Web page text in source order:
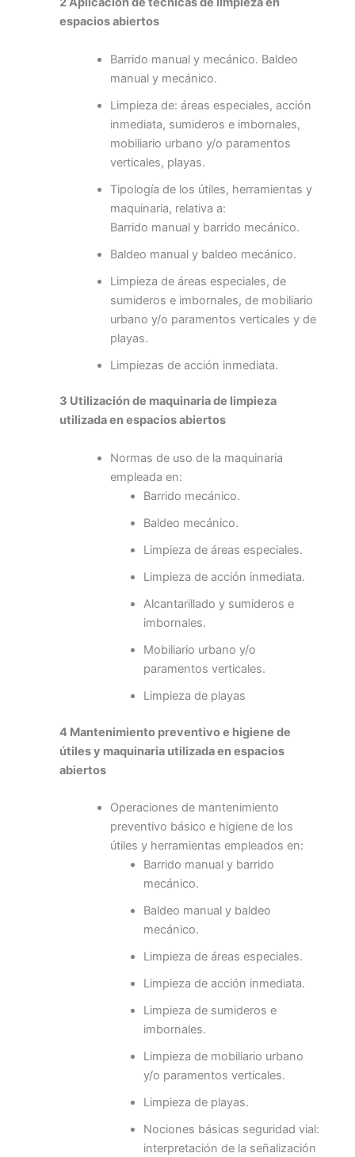
espacios abiertos
Barrido manual y mecánico. Baldeo
manual y mecánico.
Limpieza de: áreas especiales, acción
inmediata, sumideros e imbornales,
mobiliario urbano y/o paramentos
verticales, playas.
Tipología de los útiles, herramientas y
maquinaria, relativa a:
Barrido manual y barrido mecánico.
Baldeo manual y baldeo mecánico.
Limpieza de áreas especiales, de
sumideros e imbornales, de mobiliario
urbano y/o paramentos verticales y de
playas.
Limpiezas de acción inmediata.
3 Utilización de maquinaria de limpieza
utilizada en espacios abiertos
Normas de uso de la maquinaria
empleada en:
Barrido mecánico.
Baldeo mecánico.
Limpieza de áreas especiales.
Limpieza de acción inmediata.
Alcantarillado y sumideros e
imbornales.
Mobiliario urbano y/o
paramentos verticales.
Limpieza de playas
4 Mantenimiento preventivo e higiene de
útiles y maquinaria utilizada en espacios
abiertos
Operaciones de mantenimiento
preventivo básico e higiene de los
útiles y herramientas empleados en:
Barrido manual y barrido
mecánico.
Baldeo manual y baldeo
mecánico.
Limpieza de áreas especiales.
Limpieza de acción inmediata.
Limpieza de sumideros e
imbornales.
Limpieza de mobiliario urbano
y/o paramentos verticales.
Limpieza de playas.
Nociones básicas seguridad vial:
interpretación de la señalización